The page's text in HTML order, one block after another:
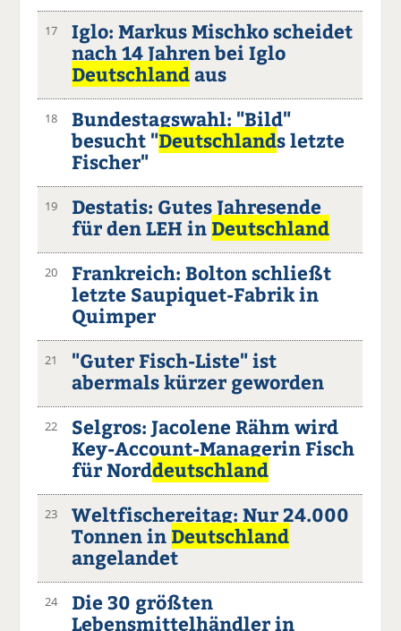
17
Iglo: Markus Mischko scheidet
nach 14 Jahren bei Iglo
Deutschlandaus
18
Bundestagswahl: "Bild"
besucht "Deutschlands letzte
Fischer"
19
Destatis: Gutes Jahresende
für den LEH in Deutschland
20
Frankreich: Bolton schließt
letzte Saupiquet-Fabrik in
Quimper
21
"Guter Fisch-Liste" ist
abermals kürzer geworden
22
Selgros: Jacolene Rähm wird
Key-Account-Managerin Fisch
für Norddeutschland
23
Weltfischereitag: Nur 24.000
Tonnen in Deutschland
angelandet
24
Die 30 größten
Lebensmittelhändler in